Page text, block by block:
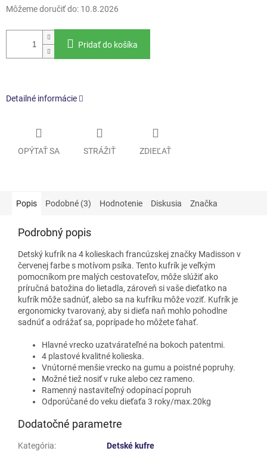
Môžeme doručiť do: 10.8.2026
Pridať do košíka
Detailné informácie
OPÝTAŤ SA STRÁŽIŤ ZDIEĽAŤ
Popis Podobné (3) Hodnotenie Diskusia Značka
Podrobný popis
Detský kufrík na 4 kolieskach francúzskej značky Madisson v
červenej farbe s motívom psíka. Tento kufrík je veľkým
pomocníkom pre malých cestovateľov, môže slúžiť ako
príručná batožina do lietadla, zároveň si vaše dieťatko na
kufrík môže sadnúť, alebo sa na kufríku môže voziť. Kufrík je
ergonomicky tvarovaný, aby si dieťa naň mohlo pohodlne
sadnúť a odrážať sa, poprípade ho môžete ťahať.
Hlavné vrecko uzatvárateľné na bokoch patentmi.
4 plastové kvalitné kolieska.
Vnútorné menšie vrecko na gumu a poistné popruhy.
Možné tiež nosiť v ruke alebo cez rameno.
Ramenný nastaviteľný odopínací popruh
Odporúčané do veku dieťaťa 3 roky/max.20kg
Dodatočné parametre
Kategória:
Detské kufre